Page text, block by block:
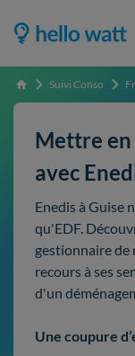
Accueil Suivi Conso
Mettre
avec
Enedis à Guise
qu'EDF.
gestionnaire de
recours à ses
d'un
Une coupure